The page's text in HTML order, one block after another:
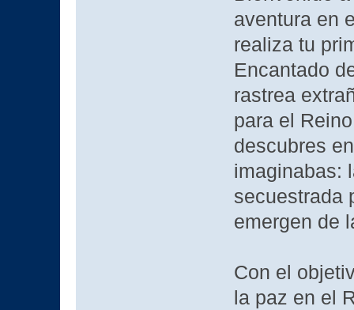
aventura en
realiza tu
Encantado
rastrea
para el
descubres
imaginabas:
secuestrada
emergen de
Con el
la paz en el